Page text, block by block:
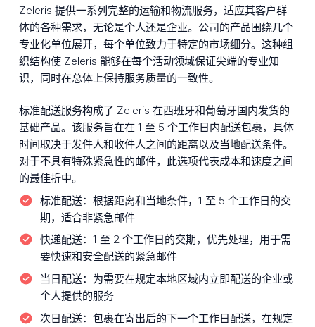
Zeleris 提供一系列完整的运输和物流服务，适应其客户群
体的各种需求，无论是个人还是企业。公司的产品围绕几个
专业化单位展开，每个单位致力于特定的市场细分。这种组
织结构使 Zeleris 能够在每个活动领域保证尖端的专业知
识，同时在总体上保持服务质量的一致性。
标准配送服务构成了 Zeleris 在西班牙和葡萄牙国内发货的
基础产品。该服务旨在在 1 至 5 个工作日内配送包裹，具体
时间取决于发件人和收件人之间的距离以及当地配送条件。
对于不具有特殊紧急性的邮件，此选项代表成本和速度之间
的最佳折中。
标准配送： 根据距离和当地条件，1 至 5 个工作日的交
期，适合非紧急邮件
快递配送： 1 至 2 个工作日的交期，优先处理，用于需
要快速和安全配送的紧急邮件
当日配送： 为需要在规定本地区域内立即配送的企业或
个人提供的服务
次日配送： 包裹在寄出后的下一个工作日配送，在规定